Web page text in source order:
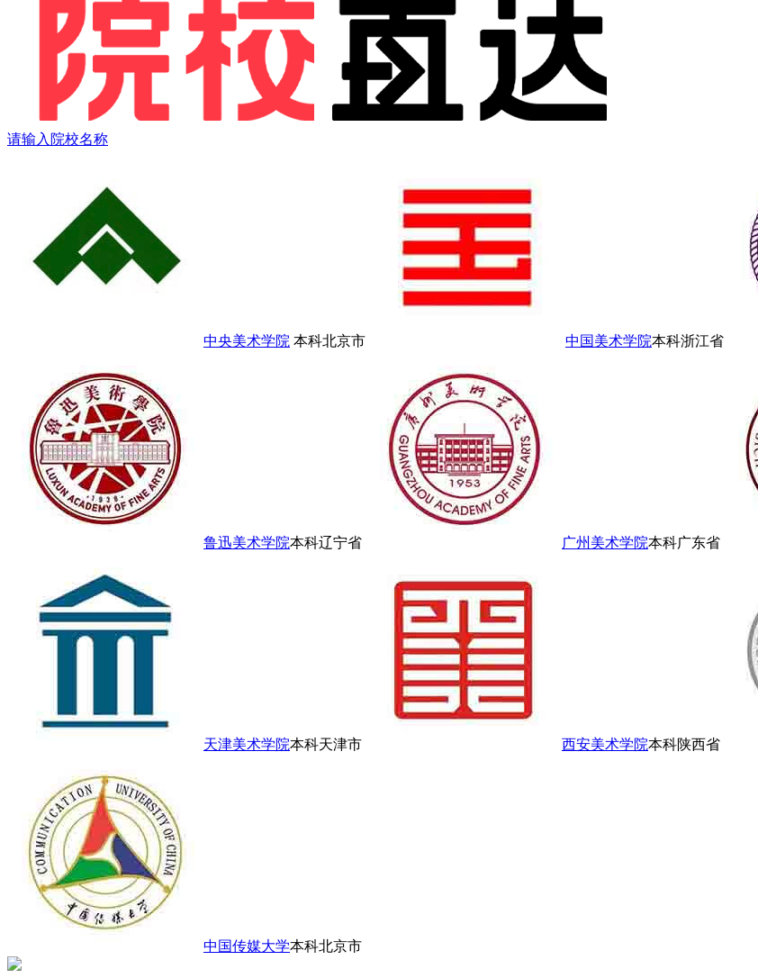
请输入院校名称
中央美术学院 本科北京市 中国美术学院本科浙江省
鲁迅美术学院本科辽宁省 广州美术学院本科广东省
天津美术学院本科天津市 西安美术学院本科陕西省
中国传媒大学本科北京市